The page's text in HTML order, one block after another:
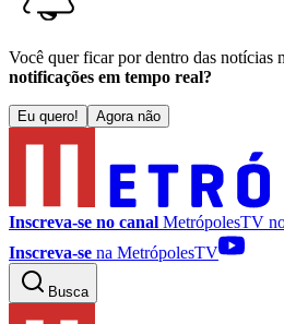
Você quer ficar por dentro das notícias
notificações em tempo real?
Eu quero! Agora não
Inscreva-se no canal MetrópolesTV
Inscreva-se na MetrópolesTV
Busca